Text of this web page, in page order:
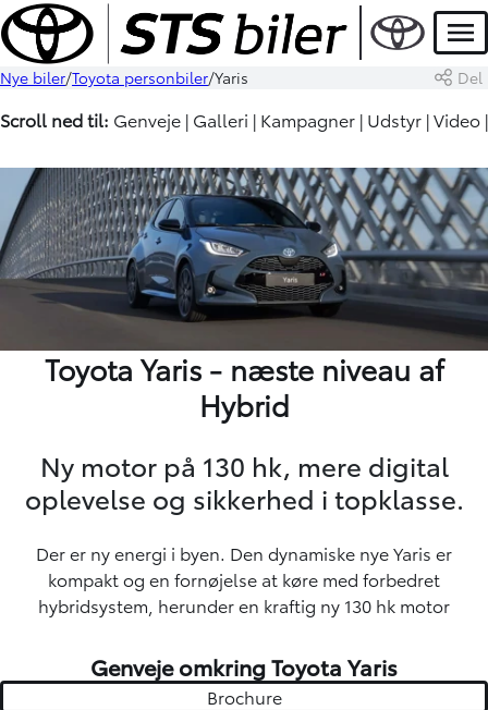
Nye biler Toyota personbiler Yaris Del
Scroll ned til: Genveje | Galleri | Kampagner | Udstyr |Video |
Toyota Yaris - næste niveau af
Hybrid
Ny motor på 130 hk, mere digital
oplevelse og sikkerhed i topklasse.
Der er ny energi i byen. Den dynamiske nye Yaris er
kompakt og en fornøjelse at køre med forbedret
hybridsystem, herunder en kraftig ny 130 hk motor
Genveje omkring Toyota Yaris
Brochure